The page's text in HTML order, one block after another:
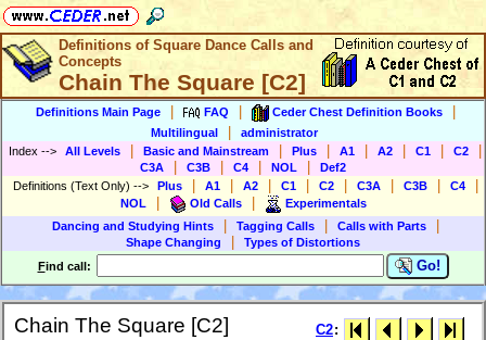
Definitions of Square Dance Calls and
Concepts
Chain The Square [C2]
Definitions Main Page FAQ Ceder Chest Definition Books
Multilingual
administrator
Index --> All Levels Basic and Mainstream Plus A1 A2 C1 C2
C3A C3B C4 NOL
Def2
Definitions (Text Only) --> Plus A1 A2 C1 C2 C3A C3B C4
NOL Old Calls
Experimentals
Dancing and Studying Hints
Tagging Calls Calls with Parts
Shape Changing
Types of Distortions
Find call: Go!
Chain The Square [C2] C2: